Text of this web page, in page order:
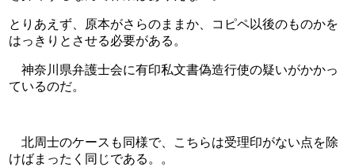
とりあえず、原本がさらのままか、コピペ以後のものかを
はっきりとさせる必要がある。
神奈川県弁護士会に有印私文書偽造行使の疑いがかかっ
ているのだ。
北周士のケースも同様で、こちらは受理印がない点を除
けばまったく同じである。。